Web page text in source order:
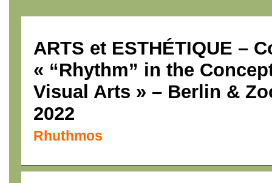
ARTS et ESTHÉTIQUE –
« “Rhythm” in the
Visual Arts » – Berlin &
2022
Rhuthmos